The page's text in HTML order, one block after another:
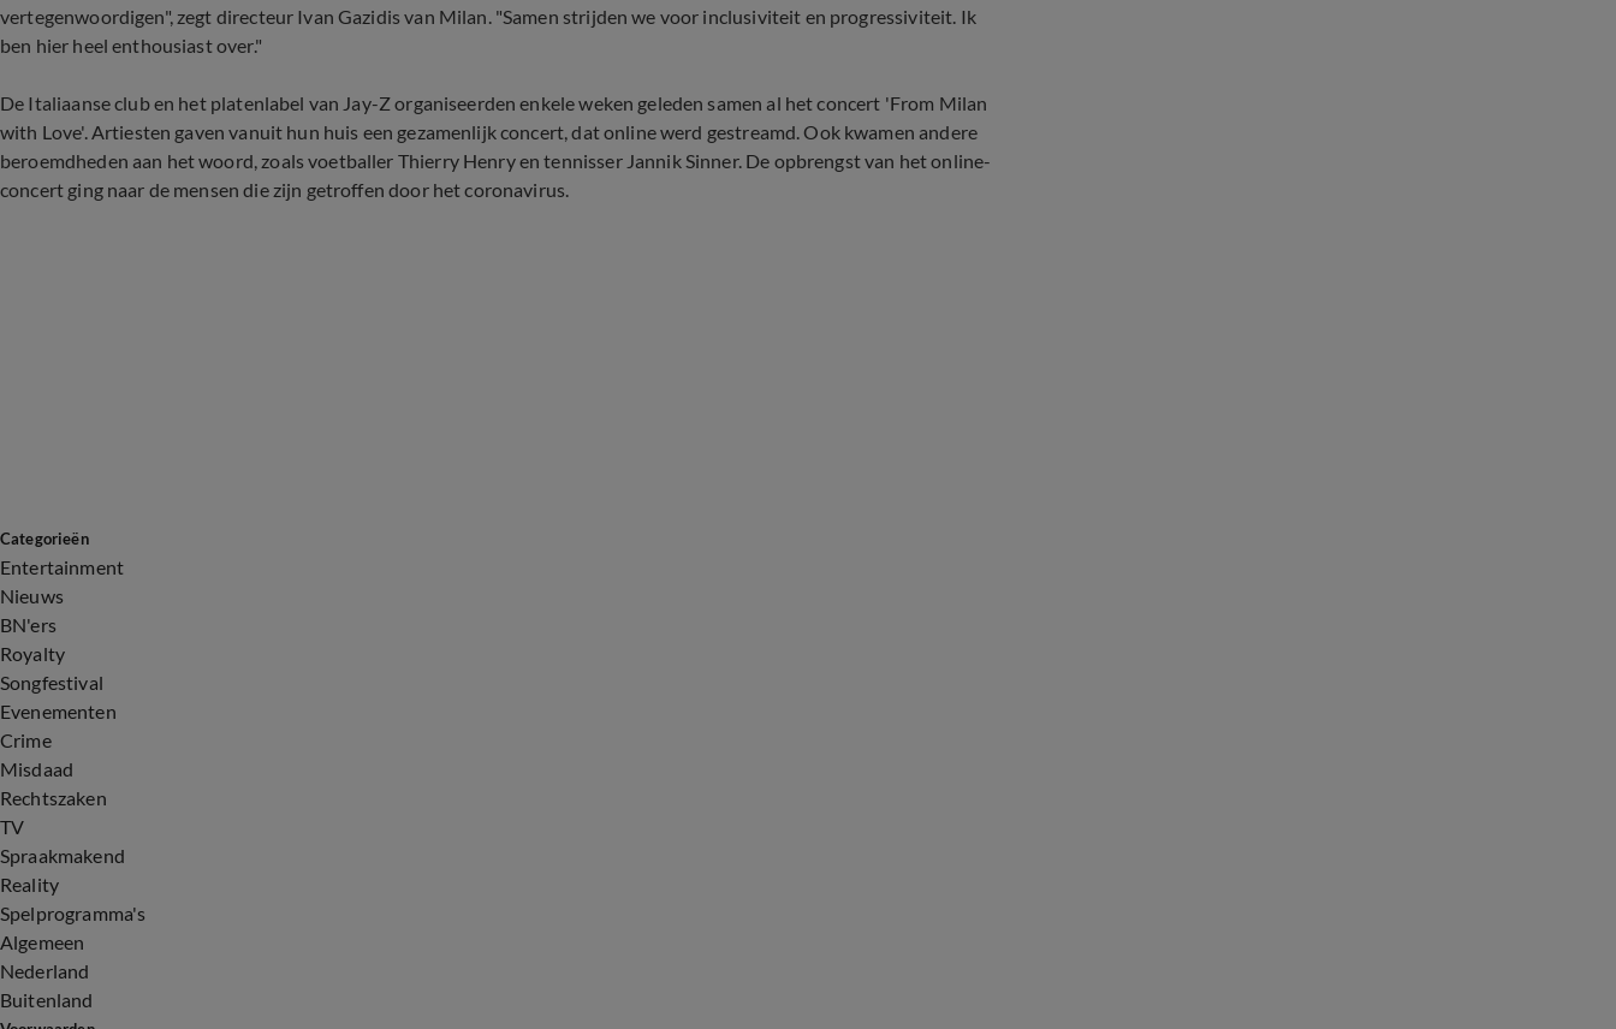
vertegenwoordigen", zegt directeur Ivan Gazidis van Milan. "Samen strijden we voor inclusiviteit en progressiviteit. Ik
ben hier heel enthousiast over."
De Italiaanse club en het platenlabel van Jay-Z organiseerden enkele weken geleden samen al het concert 'From Milan
with Love'. Artiesten gaven vanuit hun huis een gezamenlijk concert, dat online werd gestreamd. Ook kwamen andere
beroemdheden aan het woord, zoals voetballer Thierry Henry en tennisser Jannik Sinner. De opbrengst van het online-
concert ging naar de mensen die zijn getroffen door het coronavirus.
Categorieën
Entertainment
Nieuws
BN'ers
Royalty
Songfestival
Evenementen
Crime
Misdaad
Rechtszaken
TV
Spraakmakend
Reality
Spelprogramma's
Algemeen
Nederland
Buitenland